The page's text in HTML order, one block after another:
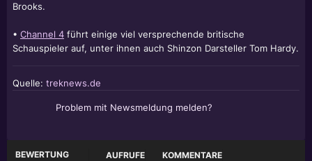
Brooks.
• Channel 4 führt einige viel versprechende britische
Schauspieler auf, unter ihnen auch Shinzon Darsteller Tom Hardy.
Quelle: treknews.de
Problem mit Newsmeldung melden?
BEWERTUNG AUFRUFE KOMMENTARE